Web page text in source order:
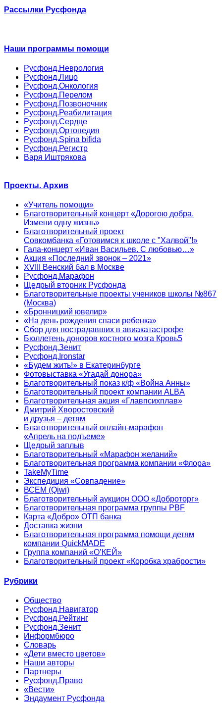
Рассылки Русфонда
Наши программы помощи
Русфонд.Неврология
Русфонд.Лицо
Русфонд.Онкология
Русфонд.Перелом
Русфонд.Позвоночник
Русфонд.Реабилитация
Русфонд.Сердце
Русфонд.Ортопедия
Русфонд.Spina bifida
Русфонд.Регистр
Варя Иштрякова
Проекты. Архив
«Учитель помощи»
Благотворительный концерт «Дорогою добра.
Измени одну жизнь»
Благотворительный проект
Совкомбанка «Готовимся к школе с "Халвой"!»
Гала-концерт «Иван Васильев. С любовью…»
Акция «Последний звонок – 2021»
XVIII Венский бал в Москве
Русфонд.Марафон
Щедрый вторник Русфонда
Благотворительные проекты учеников школы №867
(Москва)
«Бронницкий ювелир»
«На день рождения спаси ребенка»
Сбор для пострадавших в авиакатастрофе
Бюллетень доноров костного мозга Кровь5
Русфонд.Зенит
Русфонд.Ironstar
«Будем жить!» в Екатеринбурге
Фотовыставка «Угадай донора»
Благотворительный показ к/ф «Война Анны»
Благотворительный проект компании ALBA
Благотворительная акция «Главпсихплав»
Дмитрий Хворостовский
и друзья – детям
Благотворительный онлайн‑марафон
«Апрель на подъеме»
Щедрый заплыв
Благотворительный «Марафон желаний»
Благотворительная программа компании «Флора»
TakeMyTime
Экспедиция «Совпадение»
ВСЕМ (Qiwi)
Благотворительный аукцион ООО «Доброторг»
Благотворительная программа группы PBF
Карта «Добро» ОТП банка
Доставка жизни
Благотворительная программа помощи детям
компании QuickMADE
Группа компаний «О’КЕЙ»
Благотворительный проект «Коробка храбрости»
Рубрики
Общество
Русфонд.Навигатор
Русфонд.Рейтинг
Русфонд.Зенит
Информбюро
Словарь
«Дети вместо цветов»
Наши авторы
Партнеры
Русфонд.Право
«Вести»
Эндаумент Русфонда